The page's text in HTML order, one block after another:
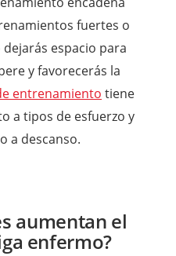
fuertes o
espacio para
y favorecerás la
entrenamiento tiene
a tipos de esfuerzo y
a descanso.
aumentan el
enfermo?